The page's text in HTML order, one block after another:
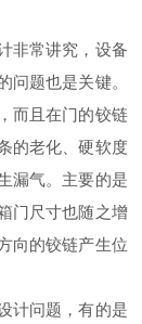
非常讲究，设备
问题也是关键。
而且在门的铰链
的老化、硬软度
漏气。主要的是
门尺寸也随之增
向的铰链产生位
计问题，有的是